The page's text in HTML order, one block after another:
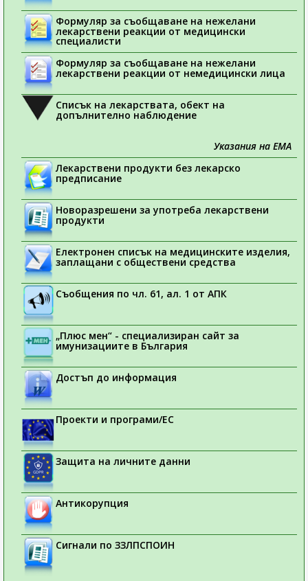
Формуляр за съобщаване на нежелани
лекарствени реакции от медицински
специалисти
Формуляр за съобщаване на нежелани
лекарствени реакции от немедицински лица
Списък на лекарствата, обект на
допълнително наблюдение
Указания на ЕМА
Лекарствени продукти без лекарско
предписание
Новоразрешени за употреба лекарствени
продукти
Електронен списък на медицинските изделия,
заплащани с обществени средства
Съобщения по чл. 61, ал. 1 от АПК
„Плюс мен“ - специализиран сайт за
имунизациите в България
Достъп до информация
Проекти и програми/ЕС
Защита на личните данни
Антикорупция
Сигнали по ЗЗЛПСПОИН